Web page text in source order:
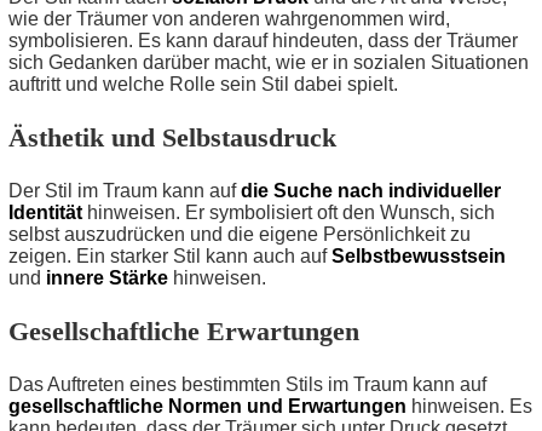
wie der Träumer von anderen wahrgenommen wird,
symbolisieren. Es kann darauf hindeuten, dass der Träumer
sich Gedanken darüber macht, wie er in sozialen Situationen
auftritt und welche Rolle sein Stil dabei spielt.
Ästhetik und Selbstausdruck
Der Stil im Traum kann aufdie Suche nach individueller
Identität hinweisen. Er symbolisiert oft den Wunsch, sich
selbst auszudrücken und die eigene Persönlichkeit zu
zeigen. Ein starker Stil kann auch aufSelbstbewusstsein
und innere Stärke hinweisen.
Gesellschaftliche Erwartungen
Das Auftreten eines bestimmten Stils im Traum kann auf
gesellschaftliche Normen und Erwartungen hinweisen. Es